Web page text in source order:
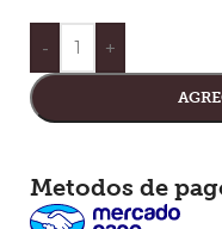
- +
Metodos de